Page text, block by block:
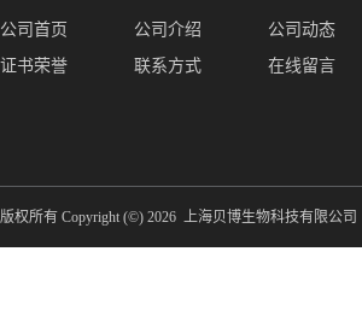
公司首页 公司介绍 公司动态
证书荣誉
联系方式 在线留言
版权所有 Copyright (©) 2026 上海贝博生物科技有限公司